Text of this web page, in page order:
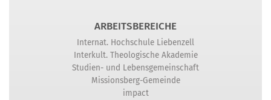
ARBEITSBEREICHE
Internat. Hochschule Liebenzell
Interkult. Theologische Akademie
Studien- und Lebensgemeinschaft
Missionsberg-Gemeinde
impact